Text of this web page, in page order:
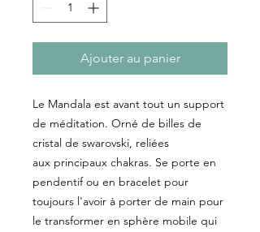
Ajouter au panier
Le Mandala est avant tout un support
de méditation. Orné de billes de
cristal de swarovski, reliées
aux principaux chakras. Se porte en
pendentif ou en bracelet pour
toujours l'avoir à porter de main pour
le transformer en sphère mobile qui